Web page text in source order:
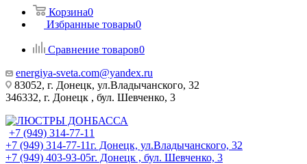
Корзина0
Избранные товары0
Сравнение товаров0
energiya-sveta.com@yandex.ru
83052, г. Донецк, ул.Владычанского, 32
346332, г. Донецк , бул. Шевченко, 3
+7 (949) 314-77-11
+7 (949) 314-77-11г. Донецк, ул.Владычанского, 32
+7 (949) 403-93-05г. Донецк , бул. Шевченко, 3